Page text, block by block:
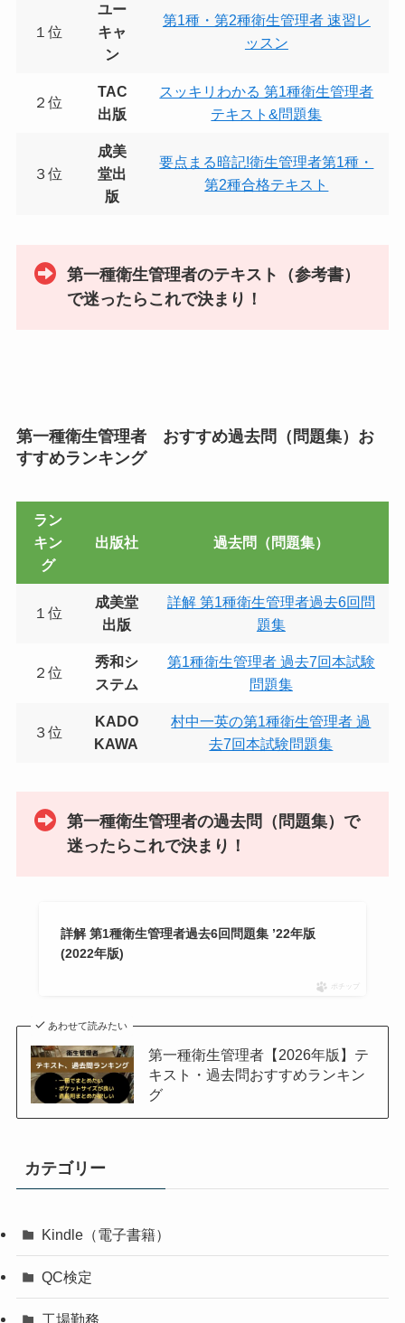
１位
ユー
キャ
ン
第1種・第2種衛生管理者 速習レ
ッスン
２位
TAC
出版
スッキリわかる 第1種衛生管理者
テキスト&問題集
３位
成美
堂出
版
要点まる暗記!衛生管理者第1種・
第2種合格テキスト
第一種衛生管理者のテキスト（参考書）
で迷ったらこれで決まり！
第一種衛生管理者 おすすめ過去問（問題集）お
すすめランキング
ラン
キン
グ
出版社 過去問（問題集）
１位
成美堂
出版
詳解 第1種衛生管理者過去6回問
題集
２位
秀和シ
ステム
第1種衛生管理者 過去7回本試験
問題集
３位
KADO
KAWA
村中一英の第1種衛生管理者 過
去7回本試験問題集
第一種衛生管理者の過去問（問題集）で
迷ったらこれで決まり！
詳解 第1種衛生管理者過去6回問題集 ’22年版
(2022年版)
ポチップ
あわせて読みたい
第一種衛生管理者【2026年版】テ
キスト・過去問おすすめランキン
グ
カテゴリー
Kindle（電子書籍）
QC検定
工場勤務